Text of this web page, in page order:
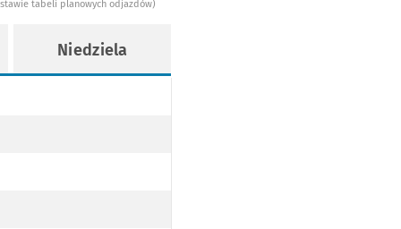
tabeli planowych odjazdów)
Niedziela